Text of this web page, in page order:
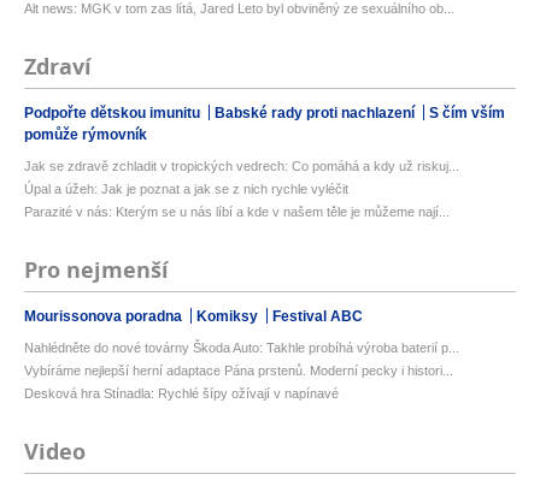
Alt news: MGK v tom zas lítá, Jared Leto byl obviněný ze sexuálního ob...
Zdraví
Podpořte dětskou imunitu Babské rady proti nachlazení
S čím vším
pomůže rýmovník
Jak se zdravě zchladit v tropických vedrech: Co pomáhá a kdy už riskuj...
Úpal a úžeh: Jak je poznat a jak se z nich rychle vyléčit
Parazité v nás: Kterým se u nás líbí a kde v našem těle je můžeme nají...
Pro nejmenší
Mourissonova poradna Komiksy Festival ABC
Nahlédněte do nové továrny Škoda Auto: Takhle probíhá výroba baterií p...
Vybíráme nejlepší herní adaptace Pána prstenů. Moderní pecky i histori...
Desková hra Stínadla: Rychlé šípy ožívají v napínavé
Video